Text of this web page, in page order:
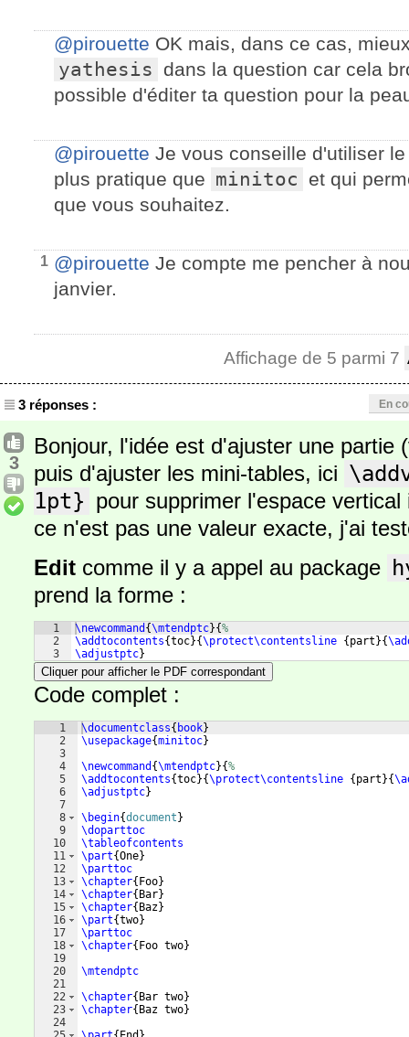
@pirouette OK mais, dans ce cas,
yathesis
dans la question car cela
possible d'éditer ta question pour la
@pirouette Je vous conseille d'utiliser
plus pratique que minitoc
et qui
que vous souhaitez.
1 @pirouette Je compte me pencher à
janvier.
Affichage de 5 parmi 7
3 réponses : En
3
Bonjour, l'idée est d'ajuster une partie
puis d'ajuster les mini-tables, ici
1pt} pour supprimer l'espace
ce n'est pas une valeur exacte, j'ai
Edit comme il y a appel au package
prend la forme :
1
2
3
\newcommand {\mtendptc}{%
\addtocontents{toc}{\protect\contentsline { part }{
\adjustptc}
Cliquer pour afficher le PDF correspondant
Code complet :
1
2
3
4
5
6
7
8
9
10
11
12
13
14
15
16
17
18
19
20
21
22
23
24
\documentclass{ book}
\usepackage{minitoc}
\newcommand {\mtendptc}{%
\addtocontents{toc}{\protect\contentsline { part }{
\adjustptc}
\begin{document }
\doparttoc
\tableofcontents
\part{One}
\parttoc
\chapter{ Foo}
\chapter{ Bar}
\chapter{ Baz}
\part{two}
\parttoc
\chapter{ Foo two}
\mtendptc
\chapter{ Bar two}
\chapter{ Baz two}